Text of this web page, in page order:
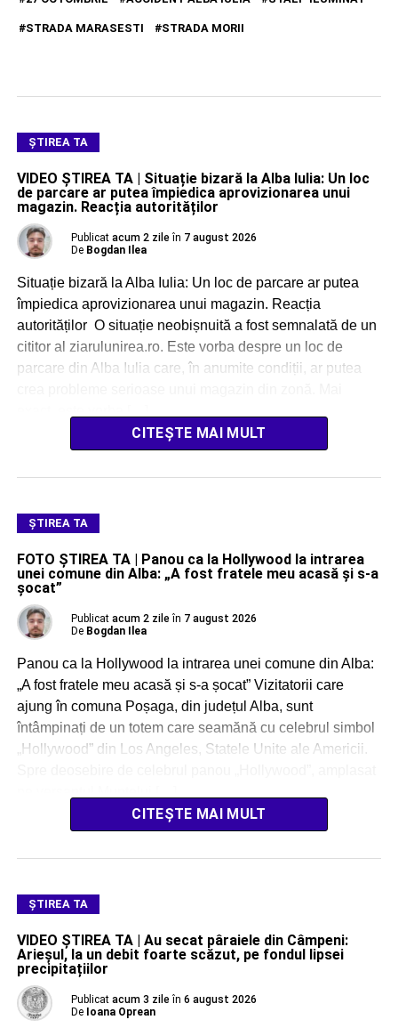
STRADA MARASESTI STRADA MORII
ŞTIREA TA
VIDEO ȘTIREA TA | Situație bizară la Alba Iulia: Un loc
de parcare ar putea împiedica aprovizionarea unui
magazin. Reacția autorităților
Publicat acum 2 zile în 7 august 2026
De Bogdan Ilea
Situație bizară la Alba Iulia: Un loc de parcare ar putea
împiedica aprovizionarea unui magazin. Reacția
autorităților O situație neobișnuită a fost semnalată de un
cititor al ziarulunirea.ro. Este vorba despre un loc de
parcare din Alba Iulia care, în anumite condiții, ar putea
CITEȘTE MAI MULT
ŞTIREA TA
FOTO ȘTIREA TA | Panou ca la Hollywood la intrarea
unei comune din Alba: „A fost fratele meu acasă și s-a
șocat”
Publicat acum 2 zile în 7 august 2026
De Bogdan Ilea
Panou ca la Hollywood la intrarea unei comune din Alba:
„A fost fratele meu acasă și s-a șocat” Vizitatorii care
ajung în comuna Poșaga, din județul Alba, sunt
întâmpinați de un totem care seamănă cu celebrul simbol
„Hollywood” din Los Angeles, Statele Unite ale Americii.
CITEȘTE MAI MULT
ŞTIREA TA
VIDEO ȘTIREA TA | Au secat pâraiele din Câmpeni:
Arieșul, la un debit foarte scăzut, pe fondul lipsei
precipitațiilor
Publicat acum 3 zile în 6 august 2026
De Ioana Oprean